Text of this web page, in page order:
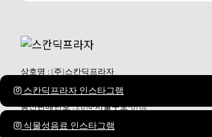
상호명 : (주)스칸딕프라자
사업자등록번호 : 107-87-65552
통신판매번호 : 2014-서울구로-0702
전화번호 : 02-856-8700
스칸딕프라자 인스타그램
식물성음료 인스타그램